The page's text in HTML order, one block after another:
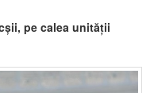
pe calea unității